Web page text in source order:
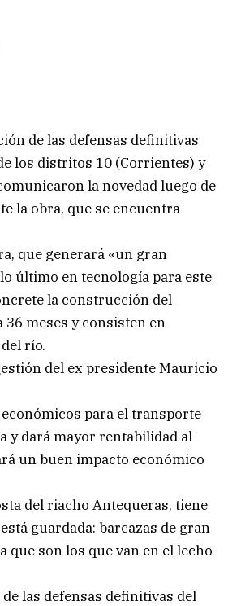
de las defensas definitivas
los distritos 10 (Corrientes) y
la novedad luego de
la obra, que se encuentra
que generará «un gran
último en tecnología para este
la construcción del
meses y consisten en
río.
del ex presidente Mauricio
para el transporte
y dará mayor rentabilidad al
un buen impacto económico
del riacho Antequeras, tiene
guardada: barcazas de gran
que son los que van en el lecho
las defensas definitivas del